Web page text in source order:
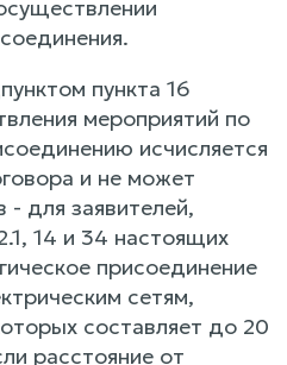
пункта 16
мероприятий по
исчисляется
и не может
для заявителей,
14 и 34 настоящих
присоединение
сетям,
составляет до 20
расстояние от